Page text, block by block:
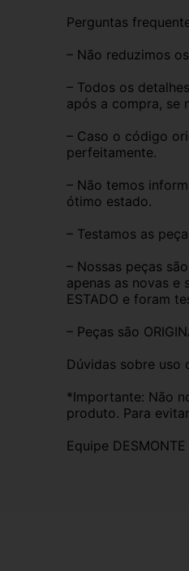
Perguntas
– Não reduzimos
– Todos os
após a compra, se
– Caso o código
perfeitamente.
– Não temos
ótimo estado.
– Testamos as
– Nossas peças
apenas as novas e
ESTADO e foram
– Peças são
Dúvidas sobre uso
*Importante: Não
produto. Para
Equipe DESMONTE